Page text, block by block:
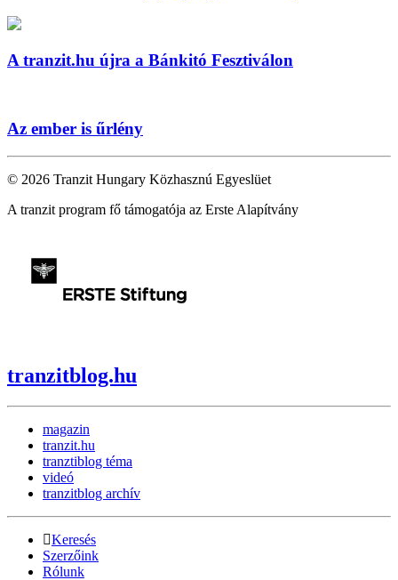
A tranzit.hu újra a Bánkitó Fesztiválon
Az ember is űrlény
© 2026 Tranzit Hungary Közhasznú Egyeslüet
A tranzit program fő támogatója az Erste Alapítvány
tranzitblog.hu
magazin
tranzit.hu
tranztiblog téma
videó
tranzitblog archív
Keresés
Szerzőink
Rólunk